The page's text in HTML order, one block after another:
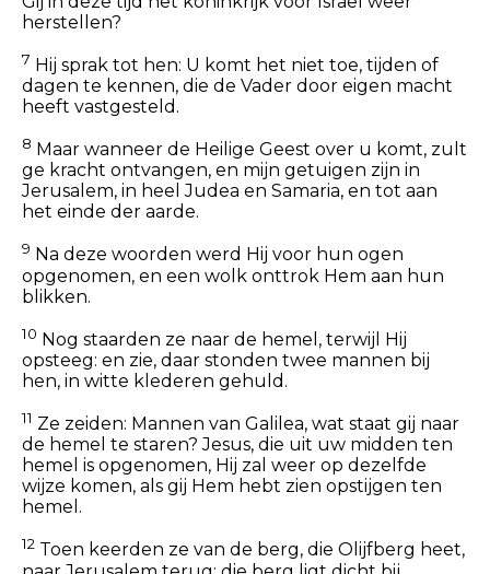
herstellen?
7 Hij sprak tot hen: U komt het niet toe, tijden of
dagen te kennen, die de Vader door eigen macht
heeft vastgesteld.
8 Maar wanneer de Heilige Geest over u komt, zult
ge kracht ontvangen, en mijn getuigen zijn in
Jerusalem, in heel Judea en Samaria, en tot aan
het einde der aarde.
9 Na deze woorden werd Hij voor hun ogen
opgenomen, en een wolk onttrok Hem aan hun
blikken.
10 Nog staarden ze naar de hemel, terwijl Hij
opsteeg: en zie, daar stonden twee mannen bij
hen, in witte klederen gehuld.
11 Ze zeiden: Mannen van Galilea, wat staat gij naar
de hemel te staren? Jesus, die uit uw midden ten
hemel is opgenomen, Hij zal weer op dezelfde
wijze komen, als gij Hem hebt zien opstijgen ten
hemel.
12 Toen keerden ze van de berg, die Olijfberg heet,